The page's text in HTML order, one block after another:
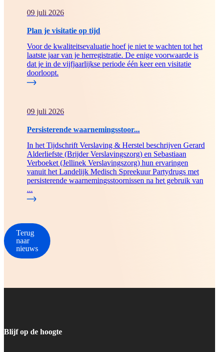
09 juli 2026
Plan je visitatie op tijd
Voor de kwaliteitsevaluatie hoef je niet te wachten tot het
laatste jaar van je herregistratie. De enige voorwaarde is
dat je in de vijfjaarlijkse periode één keer een visitatie
doorloopt.
09 juli 2026
Persisterende waarnemingsstoor...
In het Tijdschrift Verslaving & Herstel beschrijven Gerard
Alderliefste (Brijder Verslavingszorg) en Sebastiaan
Verboeket (Jellinek Verslavingszorg) hun ervaringen
vanuit het Landelijk Medisch Spreekuur Partydrugs met
persisterende waarnemingsstoornissen na het gebruik van
...
Terug
naar
nieuws
Blijf op de hoogte